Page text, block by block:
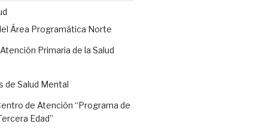
Área Programática Norte
Primaria de la Salud
de Salud Mental
de Atención “Programa de
Edad”